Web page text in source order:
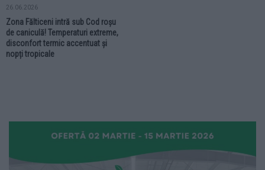
26.06.2026
Zona Fălticeni intră sub Cod roșu
de caniculă! Temperaturi extreme,
disconfort termic accentuat și
nopți tropicale